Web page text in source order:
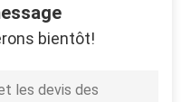
bientôt!